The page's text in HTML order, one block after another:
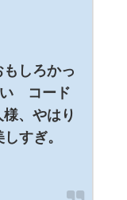
もしろかっ
い コード
、やはり
すぎ。